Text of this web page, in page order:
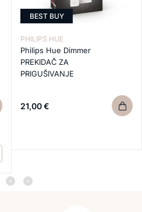
BEST BUY
PHILIPS HUE
Philips Hue Dimmer
PREKIDAČ ZA
PRIGUŠIVANJE
21,00 €